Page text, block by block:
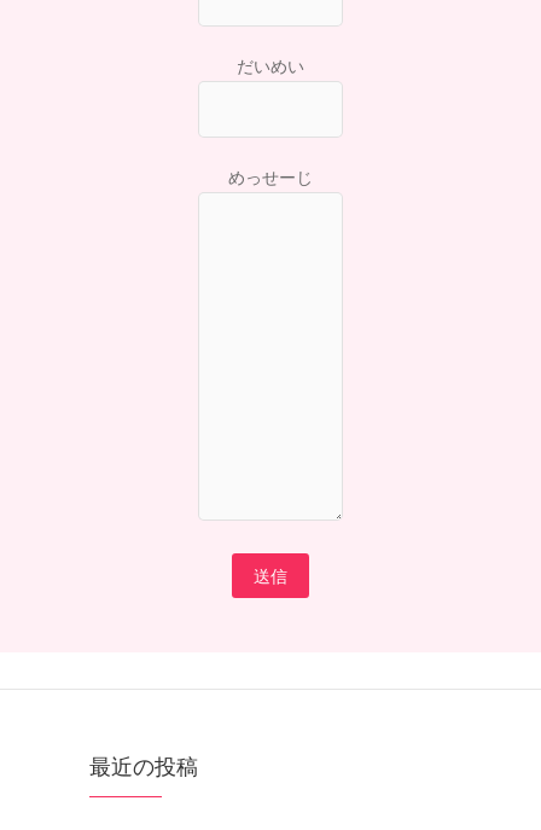
だいめい
めっせーじ
最近の投稿